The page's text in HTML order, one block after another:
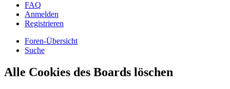
FAQ
Anmelden
Registrieren
Foren-Übersicht
Suche
Alle Cookies des Boards löschen